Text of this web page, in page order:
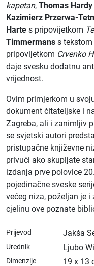
kapetan, Thomas Hardy
Kazimierz Przerwa-
Harte s pripovijetkom
Timmermans s tekstom
pripovijetkom Crvenko
daje svesku dodatnu
vrijednost.
Ovim primjerkom u
dokument čitateljske i
Zagreba, ali i zanimljiv
se svjetski autori
pristupačne književne
privući ako skupljate
izdanja prve polovice
pojedinačne sveske
većeg niza, poželjan je
cjelinu ove poznate
Prijevod Jakša
Urednik Ljubo
Dimenzije 19 x 13